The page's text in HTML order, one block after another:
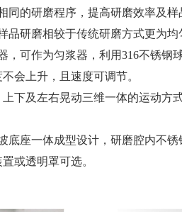
同的研磨程序，提高研磨效率及样
品研磨相较于传统研磨方式更为均
，可作为匀浆器，利用316不锈钢
会上升，且速度可调节。
上下及左右晃动三维一体的运动方
底座一体成型设计，研磨腔内不
或透明罩可选。